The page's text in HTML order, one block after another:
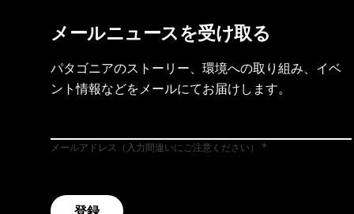
メールニュースを受け取る
パタゴニアのストーリー、環境への取り組み、イベ
ント情報などをメールにてお届けします。
メールアドレス（入力間違いにご注意ください）